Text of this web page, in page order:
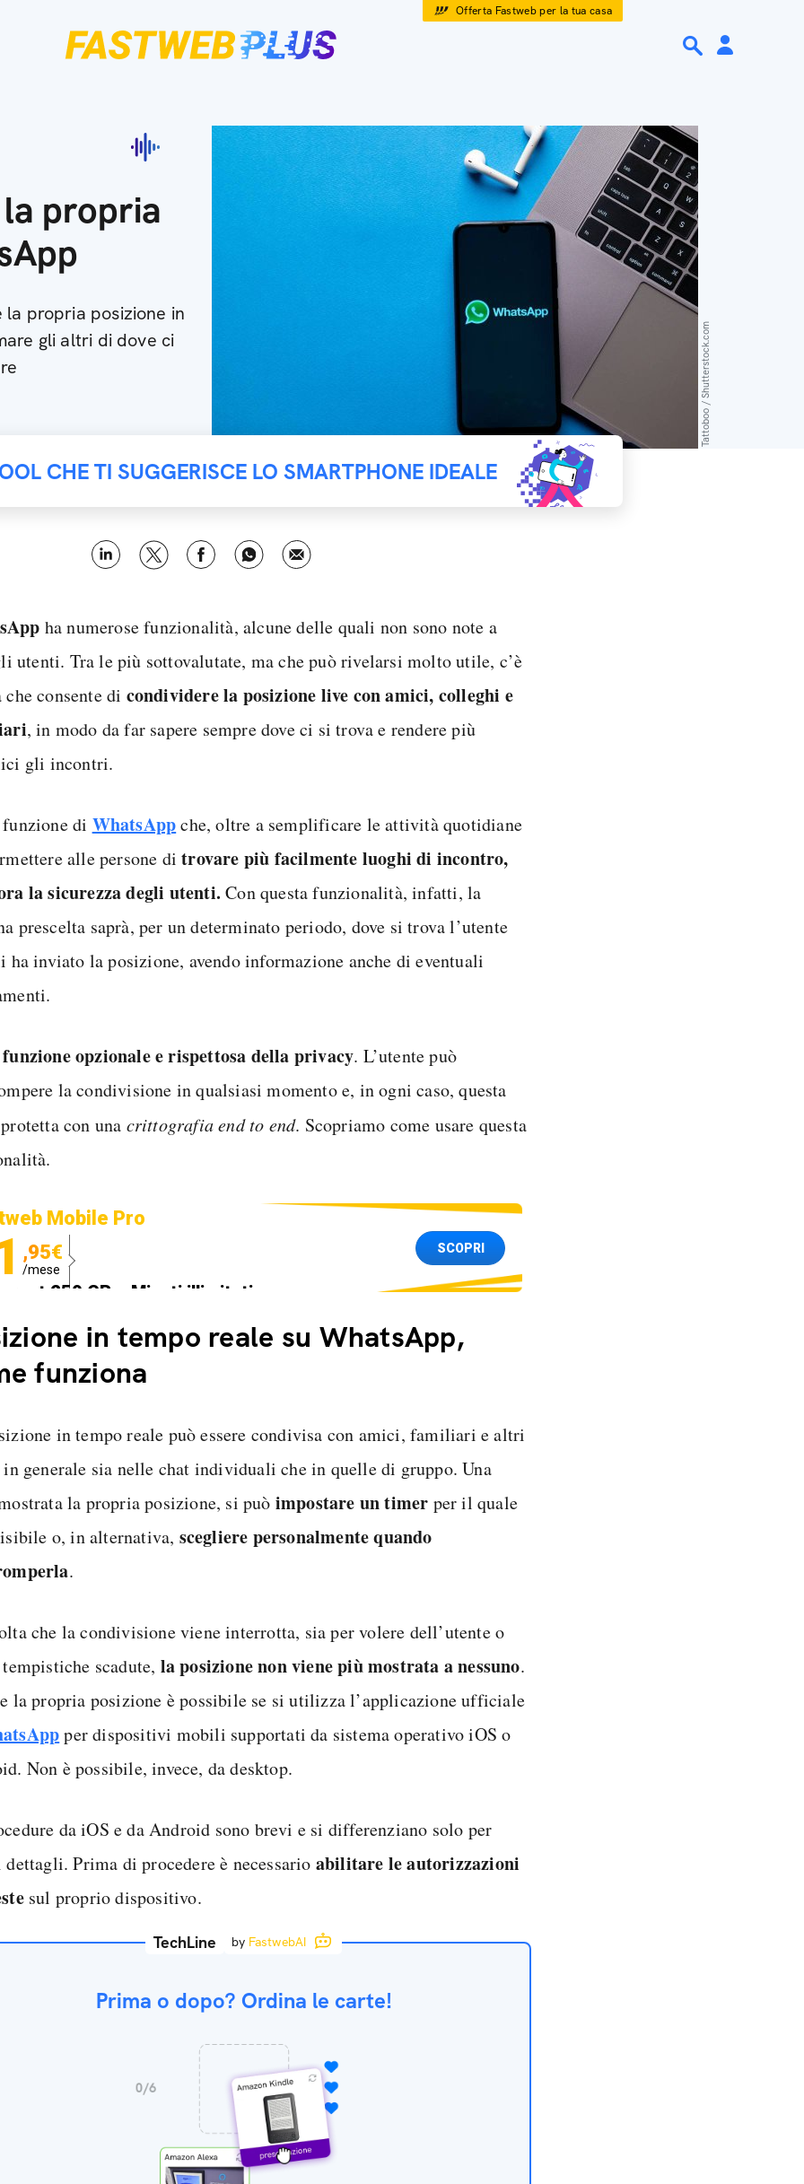
Offerta Fastweb per la tua casa
propria
propria posizione in
gli altri di dove ci
Tattoboo / Shutterstock.com
CHE TI SUGGERISCE LO SMARTPHONE IDEALE
ha numerose funzionalità, alcune delle quali non sono note a
utenti. Tra le più sottovalutate, ma che può rivelarsi molto utile, c’è
consente di condividere la posizione live con amici, colleghi e
, in modo da far sapere sempre dove ci si trova e rendere più
gli incontri.
di WhatsAppche, oltre a semplificare le attività quotidiane
alle persone ditrovare più facilmente luoghi di incontro,
la sicurezza degli utenti. Con questa funzionalità, infatti, la
prescelta saprà, per un determinato periodo, dove si trova l’utente
ha inviato la posizione, avendo informazione anche di eventuali
funzione opzionale e rispettosa della privacy. L’utente può
la condivisione in qualsiasi momento e, in ogni caso, questa
con una crittografia end to end. Scopriamo come usare questa
Mobile Pro
,95€
/mese
250 GB e Minuti illimitati
SCOPRI
in tempo reale su WhatsApp,
funziona
in tempo reale può essere condivisa con amici, familiari e altri
generale sia nelle chat individuali che in quelle di gruppo. Una
la propria posizione, si può impostare un timer per il quale
o, in alternativa, scegliere personalmente quando
.
che la condivisione viene interrotta, sia per volere dell’utente o
scadute, la posizione non viene più mostrata a nessuno.
la propria posizione è possibile se si utilizza l’applicazione ufficiale
per dispositivi mobili supportati da sistema operativo iOS o
Non è possibile, invece, da desktop.
da iOS e da Android sono brevi e si differenziano solo per
Prima di procedere è necessario abilitare le autorizzazioni
sul proprio dispositivo.
TechLine by FastwebAI
Prima o dopo? Ordina le carte!